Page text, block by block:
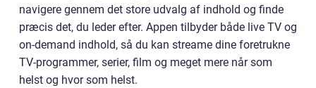
navigere gennem det store udvalg af indhold og finde
præcis det, du leder efter. Appen tilbyder både live TV og
on-demand indhold, så du kan streame dine foretrukne
TV-programmer, serier, film og meget mere når som
helst og hvor som helst.